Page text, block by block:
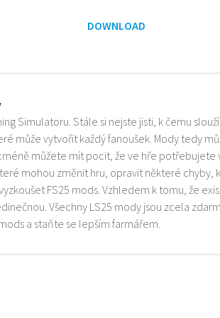
DOWNLOAD
Simulatoru. Stále si nejste jisti, k čemu
může vytvořit každý fanoušek. Mody tedy
můžete mít pocit, že ve hře
mohou změnit hru, opravit některé
FS25 mods. Vzhledem k tomu, že
Všechny LS25 mody jsou zcela
a staňte se lepším farmářem.